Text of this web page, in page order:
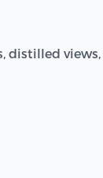
distilled